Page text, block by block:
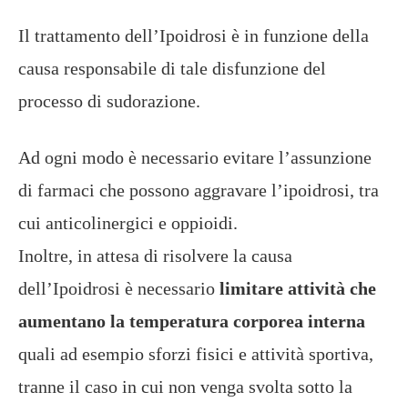
Il trattamento dell’Ipoidrosi è in funzione della
causa responsabile di tale disfunzione del
processo di sudorazione.
Ad ogni modo è necessario evitare l’assunzione
di farmaci che possono aggravare l’ipoidrosi, tra
cui anticolinergici e oppioidi.
Inoltre, in attesa di risolvere la causa
dell’Ipoidrosi è necessario limitare attività che
aumentano la temperatura corporea interna
quali ad esempio sforzi fisici e attività sportiva,
tranne il caso in cui non venga svolta sotto la